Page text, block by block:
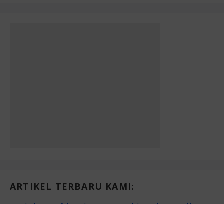
ARTIKEL TERBARU KAMI: